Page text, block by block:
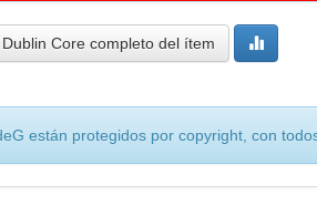
Core completo del ítem
están protegidos por copyright, con